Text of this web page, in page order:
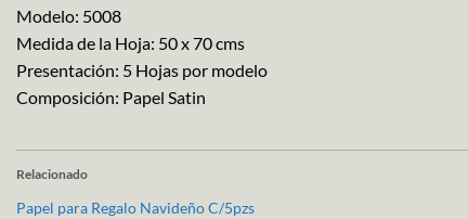
Modelo: 5008
Medida de la Hoja: 50 x 70 cms
Presentación: 5 Hojas por modelo
Composición: Papel Satin
Relacionado
Papel para Regalo Navideño C/5pzs